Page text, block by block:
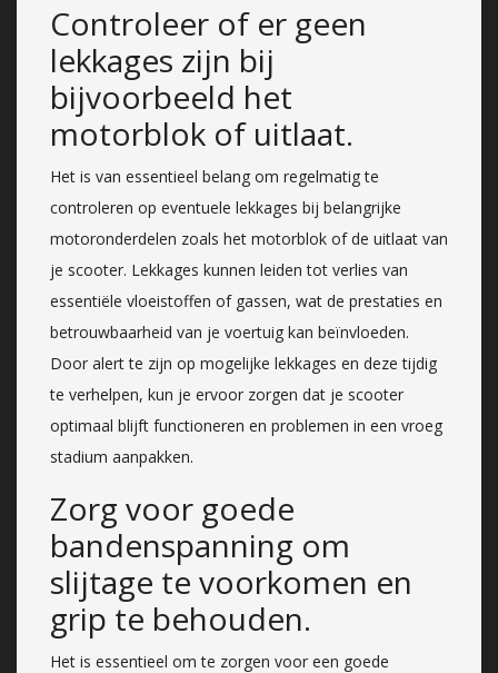
Controleer of er geen
lekkages zijn bij
bijvoorbeeld het
motorblok of uitlaat.
Het is van essentieel belang om regelmatig te
controleren op eventuele lekkages bij belangrijke
motoronderdelen zoals het motorblok of de uitlaat van
je scooter. Lekkages kunnen leiden tot verlies van
essentiële vloeistoffen of gassen, wat de prestaties en
betrouwbaarheid van je voertuig kan beïnvloeden.
Door alert te zijn op mogelijke lekkages en deze tijdig
te verhelpen, kun je ervoor zorgen dat je scooter
optimaal blijft functioneren en problemen in een vroeg
stadium aanpakken.
Zorg voor goede
bandenspanning om
slijtage te voorkomen en
grip te behouden.
Het is essentieel om te zorgen voor een goede